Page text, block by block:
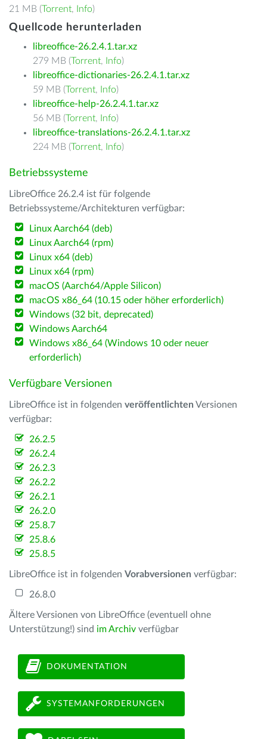
21 MB (Torrent, Info)
Quellcode herunterladen
libreoffice-26.2.4.1.tar.xz
279 MB (Torrent, Info)
libreoffice-dictionaries-26.2.4.1.tar.xz
59 MB (Torrent, Info)
libreoffice-help-26.2.4.1.tar.xz
56 MB (Torrent, Info)
libreoffice-translations-26.2.4.1.tar.xz
224 MB (Torrent, Info)
Betriebssysteme
LibreOffice 26.2.4 ist für folgende
Betriebssysteme/Architekturen verfügbar:
Linux Aarch64 (deb)
Linux Aarch64 (rpm)
Linux x64 (deb)
Linux x64 (rpm)
macOS (Aarch64/Apple Silicon)
macOS x86_64 (10.15 oder höher erforderlich)
Windows (32 bit, deprecated)
Windows Aarch64
Windows x86_64 (Windows 10 oder neuer
erforderlich)
Verfügbare Versionen
LibreOffice ist in folgenden veröffentlichten Versionen
verfügbar:
26.2.5
26.2.4
26.2.3
26.2.2
26.2.1
26.2.0
25.8.7
25.8.6
25.8.5
LibreOffice ist in folgenden Vorabversionen verfügbar:
26.8.0
Ältere Versionen von LibreOffice (eventuell ohne
Unterstützung!) sind im Archiv verfügbar
DOKUMENTATION
SYSTEMANFORDERUNGEN